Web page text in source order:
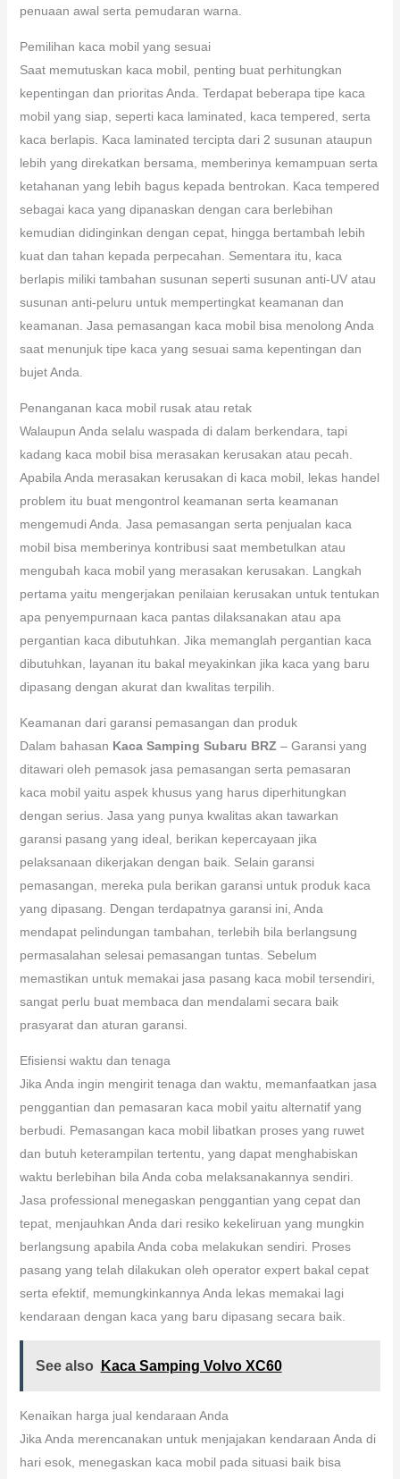
penuaan awal serta pemudaran warna.
Pemilihan kaca mobil yang sesuai
Saat memutuskan kaca mobil, penting buat perhitungkan
kepentingan dan prioritas Anda. Terdapat beberapa tipe kaca
mobil yang siap, seperti kaca laminated, kaca tempered, serta
kaca berlapis. Kaca laminated tercipta dari 2 susunan ataupun
lebih yang direkatkan bersama, memberinya kemampuan serta
ketahanan yang lebih bagus kepada bentrokan. Kaca tempered
sebagai kaca yang dipanaskan dengan cara berlebihan
kemudian didinginkan dengan cepat, hingga bertambah lebih
kuat dan tahan kepada perpecahan. Sementara itu, kaca
berlapis miliki tambahan susunan seperti susunan anti-UV atau
susunan anti-peluru untuk mempertingkat keamanan dan
keamanan. Jasa pemasangan kaca mobil bisa menolong Anda
saat menunjuk tipe kaca yang sesuai sama kepentingan dan
bujet Anda.
Penanganan kaca mobil rusak atau retak
Walaupun Anda selalu waspada di dalam berkendara, tapi
kadang kaca mobil bisa merasakan kerusakan atau pecah.
Apabila Anda merasakan kerusakan di kaca mobil, lekas handel
problem itu buat mengontrol keamanan serta keamanan
mengemudi Anda. Jasa pemasangan serta penjualan kaca
mobil bisa memberinya kontribusi saat membetulkan atau
mengubah kaca mobil yang merasakan kerusakan. Langkah
pertama yaitu mengerjakan penilaian kerusakan untuk tentukan
apa penyempurnaan kaca pantas dilaksanakan atau apa
pergantian kaca dibutuhkan. Jika memanglah pergantian kaca
dibutuhkan, layanan itu bakal meyakinkan jika kaca yang baru
dipasang dengan akurat dan kwalitas terpilih.
Keamanan dari garansi pemasangan dan produk
Dalam bahasan Kaca Samping Subaru BRZ – Garansi yang
ditawari oleh pemasok jasa pemasangan serta pemasaran
kaca mobil yaitu aspek khusus yang harus diperhitungkan
dengan serius. Jasa yang punya kwalitas akan tawarkan
garansi pasang yang ideal, berikan kepercayaan jika
pelaksanaan dikerjakan dengan baik. Selain garansi
pemasangan, mereka pula berikan garansi untuk produk kaca
yang dipasang. Dengan terdapatnya garansi ini, Anda
mendapat pelindungan tambahan, terlebih bila berlangsung
permasalahan selesai pemasangan tuntas. Sebelum
memastikan untuk memakai jasa pasang kaca mobil tersendiri,
sangat perlu buat membaca dan mendalami secara baik
prasyarat dan aturan garansi.
Efisiensi waktu dan tenaga
Jika Anda ingin mengirit tenaga dan waktu, memanfaatkan jasa
penggantian dan pemasaran kaca mobil yaitu alternatif yang
berbudi. Pemasangan kaca mobil libatkan proses yang ruwet
dan butuh keterampilan tertentu, yang dapat menghabiskan
waktu berlebihan bila Anda coba melaksanakannya sendiri.
Jasa professional menegaskan penggantian yang cepat dan
tepat, menjauhkan Anda dari resiko kekeliruan yang mungkin
berlangsung apabila Anda coba melakukan sendiri. Proses
pasang yang telah dilakukan oleh operator expert bakal cepat
serta efektif, memungkinkannya Anda lekas memakai lagi
kendaraan dengan kaca yang baru dipasang secara baik.
See also Kaca Samping Volvo XC60
Kenaikan harga jual kendaraan Anda
Jika Anda merencanakan untuk menjajakan kendaraan Anda di
hari esok, menegaskan kaca mobil pada situasi baik bisa